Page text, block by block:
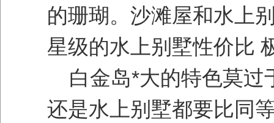
的珊瑚。沙滩屋和水上
星级的水上别墅性价比
白金岛*大的特色莫过
还是水上别墅都要比同